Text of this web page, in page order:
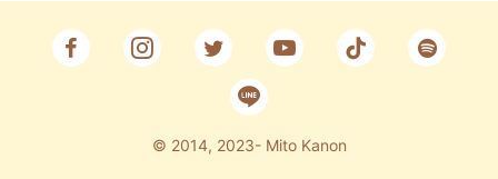
© 2014, 2023- Mito Kanon